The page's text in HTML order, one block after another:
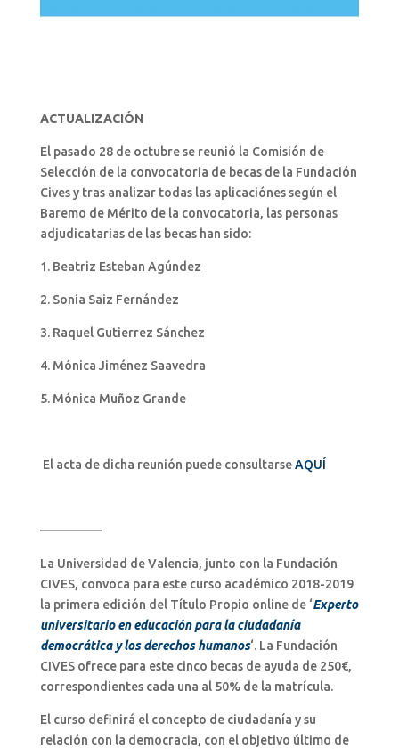
ACTUALIZACIÓN
El pasado 28 de octubre se reunió la Comisión de
Selección de la convocatoria de becas de la Fundación
Cives y tras analizar todas las aplicaciónes según el
Baremo de Mérito de la convocatoria, las personas
adjudicatarias de las becas han sido:
1. Beatriz Esteban Agúndez
2. Sonia Saiz Fernández
3. Raquel Gutierrez Sánchez
4. Mónica Jiménez Saavedra
5. Mónica Muñoz Grande
El acta de dicha reunión puede consultarse AQUÍ
—————
La Universidad de Valencia, junto con la Fundación
CIVES, convoca para este curso académico 2018-2019
la primera edición del Título Propio online de ‘Experto
universitario en educación para la ciudadanía
democrática y los derechos humanos‘. La Fundación
CIVES ofrece para este cinco becas de ayuda de 250€,
correspondientes cada una al 50% de la matrícula.
El curso definirá el concepto de ciudadanía y su
relación con la democracia, con el objetivo último de